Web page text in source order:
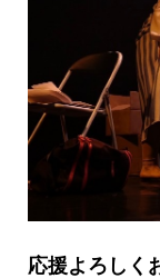
応援よろしく